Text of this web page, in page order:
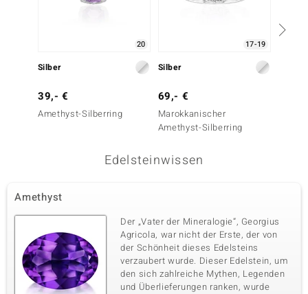
20
Silber
39,- €
Amethyst-Silberring
17-19
Silber
69,- €
Marokkanischer
Amethyst-Silberring
Edelsteinwissen
Amethyst
Der „Vater der Mineralogie“, Georgius
Agricola, war nicht der Erste, der von
der Schönheit dieses Edelsteins
verzaubert wurde. Dieser Edelstein, um
den sich zahlreiche Mythen, Legenden
und Überlieferungen ranken, wurde